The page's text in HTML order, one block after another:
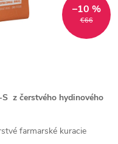
€66
–10 %
z čerstvého hydinového
farmarské kuracie